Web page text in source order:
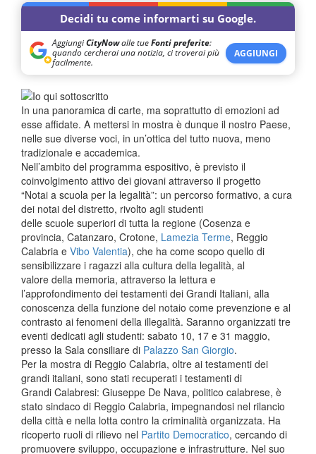
Decidi tu come informarti su Google.
AggiungiCityNowalle tueFonti preferite:
quando cercherai una notizia, ci troverai più
facilmente.
AGGIUNGI
In una panoramica di carte, ma soprattutto di emozioni ad
esse affidate. A mettersi in mostra è dunque il nostro Paese,
nelle sue diverse voci, in un’ottica del tutto nuova, meno
tradizionale e accademica.
Nell’ambito del programma espositivo, è previsto il
coinvolgimento attivo dei giovani attraverso il progetto
“Notai a scuola per la legalità”: un percorso formativo, a cura
dei notai del distretto, rivolto agli studenti
delle scuole superiori di tutta la regione (Cosenza e
provincia, Catanzaro, Crotone, Lamezia Terme, Reggio
Calabria e Vibo Valentia), che ha come scopo quello di
sensibilizzare i ragazzi alla cultura della legalità, al
valore della memoria, attraverso la lettura e
l’approfondimento dei testamenti dei Grandi Italiani, alla
conoscenza della funzione del notaio come prevenzione e al
contrasto ai fenomeni della illegalità. Saranno organizzati tre
eventi dedicati agli studenti: sabato 10, 17 e 31 maggio,
presso la Sala consiliare di Palazzo San Giorgio.
Per la mostra di Reggio Calabria, oltre ai testamenti dei
grandi italiani, sono stati recuperati i testamenti di
Grandi Calabresi: Giuseppe De Nava, politico calabrese, è
stato sindaco di Reggio Calabria, impegnandosi nel rilancio
della città e nella lotta contro la criminalità organizzata. Ha
ricoperto ruoli di rilievo nel Partito Democratico, cercando di
promuovere sviluppo, occupazione e infrastrutture. Nel suo